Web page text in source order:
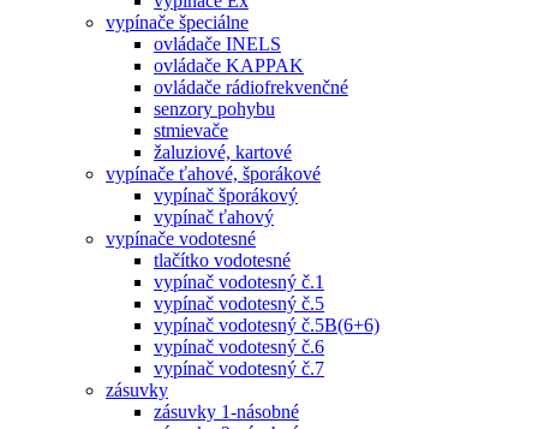
vypínače špeciálne
ovládače INELS
ovládače KAPPAK
ovládače rádiofrekvenčné
senzory pohybu
stmievače
žaluziové, kartové
vypínače ťahové, šporákové
vypínač šporákový
vypínač ťahový
vypínače vodotesné
tlačítko vodotesné
vypínač vodotesný č.1
vypínač vodotesný č.5
vypínač vodotesný č.5B(6+6)
vypínač vodotesný č.6
vypínač vodotesný č.7
zásuvky
zásuvky 1-násobné